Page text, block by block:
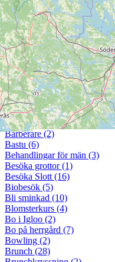
Läs mer om alla
Afternoon tea (6)
Amaroneprovning (7)
Ansiktsbehandling (11)
Avkoppling & Övernattning
Avsmakningsmeny (5)
Baka polkagrisar (1)
Bakningskurs (1)
Barberare (2)
Bastu (6)
Behandlingar för män (3)
Besöka grottor (1)
Besöka Slott (16)
Biobesök (5)
Bli sminkad (10)
Blomsterkurs (4)
Bo i Igloo (2)
Bo på herrgård (7)
Bowling (2)
Brunch (28)